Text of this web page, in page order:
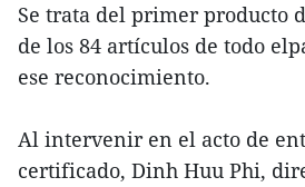
Se trata del primer producto
de los 84 artículos de todo
ese reconocimiento.
Al intervenir en el acto de
certificado, Dinh Huu Phi,